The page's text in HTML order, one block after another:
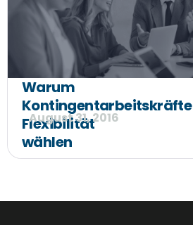
Warum
Kontingentarbeitskräfte
Flexibilität
wählen
August 31, 2016